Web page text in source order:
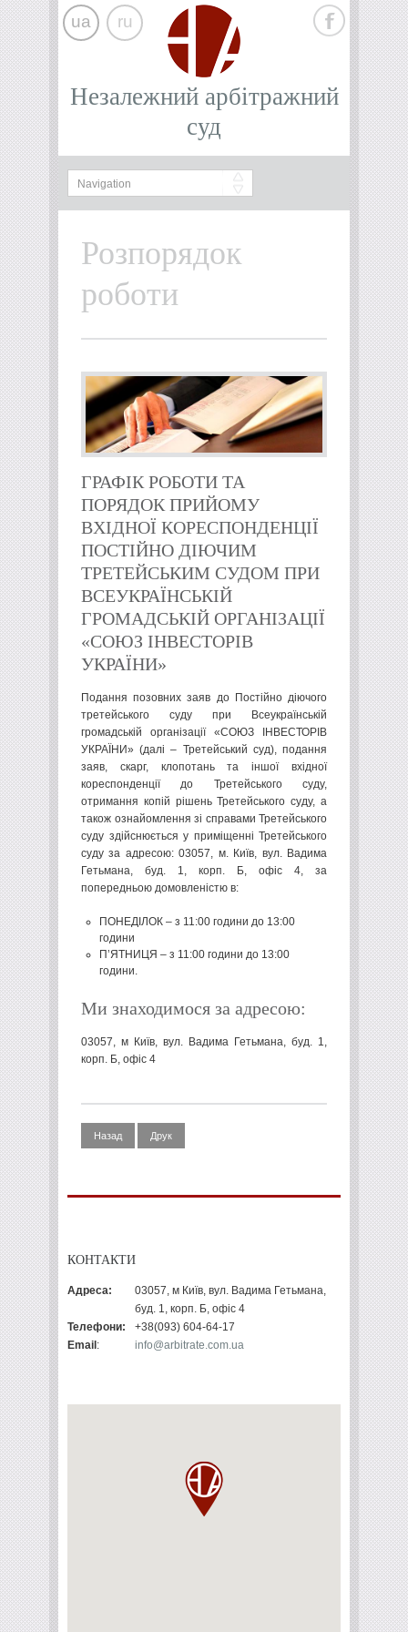
ua ru
Незалежний арбітражний
суд
Розпорядок
роботи
ГРАФІК РОБОТИ ТА
ПОРЯДОК ПРИЙОМУ
ВХІДНОЇ КОРЕСПОНДЕНЦІЇ
ПОСТІЙНО ДІЮЧИМ
ТРЕТЕЙСЬКИМ СУДОМ ПРИ
ВСЕУКРАЇНСЬКІЙ
ГРОМАДСЬКІЙ ОРГАНІЗАЦІЇ
«СОЮЗ ІНВЕСТОРІВ
УКРАЇНИ»
Подання позовних заяв до Постійно діючого
третейського суду при Всеукраїнській
громадській організації «СОЮЗ ІНВЕСТОРІВ
УКРАЇНИ» (далі – Третейський суд), подання
заяв, скарг, клопотань та іншої вхідної
кореспонденції до Третейського суду,
отримання копій рішень Третейського суду, а
також ознайомлення зі справами Третейського
суду здійснюється у приміщенні Третейського
суду за адресою: 03057, м. Київ, вул. Вадима
Гетьмана, буд. 1, корп. Б, офіс 4, за
попередньою домовленістю в:
ПОНЕДІЛОК – з 11:00 години до 13:00
години
П’ЯТНИЦЯ – з 11:00 години до 13:00
години.
Ми знаходимося за адресою:
03057, м Київ, вул. Вадима Гетьмана, буд. 1,
корп. Б, офіс 4
Назад Друк
КОНТАКТИ
Адреса:
03057, м Київ, вул. Вадима Гетьмана,
буд. 1, корп. Б, офіс 4
Телефони:
+38(093) 604-64-17
Email : info@arbitrate.com.ua